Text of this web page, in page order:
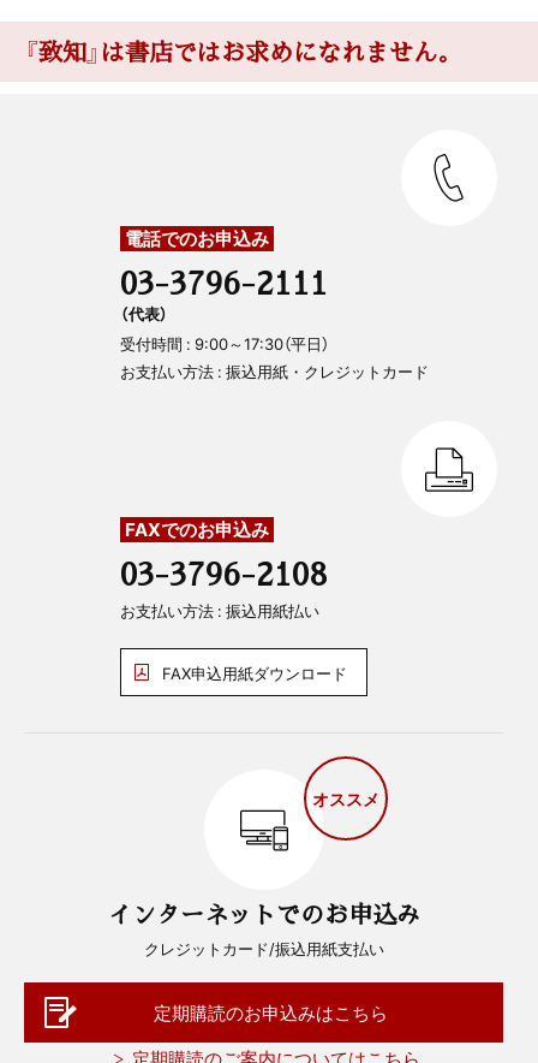
『致知』は書店ではお求めになれません。
電話でのお申込み
03-3796-2111
（代表）
受付時間 : 9:00～17:30（平日）
お支払い方法 : 振込用紙・クレジットカード
FAXでのお申込み
03-3796-2108
お支払い方法 : 振込用紙払い
FAX申込用紙ダウンロード
オススメ
インターネットでのお申込み
クレジットカード/振込用紙支払い
定期購読のお申込みはこちら